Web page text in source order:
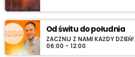
Od świtu do południa
ZACZNIJ Z NAMI KAŻDY DZIEŃ!
06:00 - 12:00